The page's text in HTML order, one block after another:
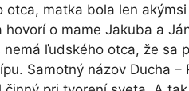
matka bola len
o mame Jakuba a
ľudského otca, že sa
Samotný názov Ducha –